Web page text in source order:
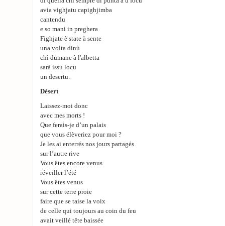
avia vighjatu capighjimba
cantendu
e so mani in preghera
Fighjate è state à sente
una volta dinù
chì dumane à l'albetta
sarà issu locu
un desertu.
Désert
Laissez-moi donc
avec mes morts !
Que ferais-je d’un palais
que vous élèveriez pour moi ?
Je les ai enterrés nos jours partagés
sur l’autre rive
Vous êtes encore venus
réveiller l’été
Vous êtes venus
sur cette terre proie
faire que se taise la voix
de celle qui toujours au coin du feu
avait veillé tête baissée